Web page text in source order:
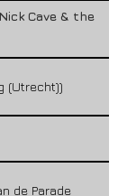
Cave & the
(Utrecht))
de Parade